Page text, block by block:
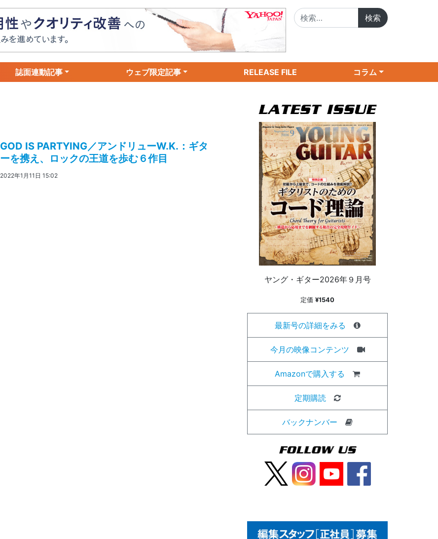
誌面連動記事 ウェブ限定記事 RELEASE FILE コラム
GOD IS PARTYING／アンドリューW.K.：ギタ
ーを携え、ロックの王道を歩む６作目
2022年1月11日 15:02
ヤング・ギター2026年９月号
定価 ¥1540
最新号の詳細をみる
今月の映像コンテンツ
Amazonで購入する
定期購読
バックナンバー